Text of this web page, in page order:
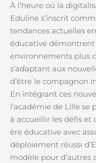
À l’heure où la
Eduline s’inscrit
tendances actuelles
éducative
environnements plus
s’adaptant aux
d’être le compagnon
En intégrant ces
l’académie de Lille
à accueillir les défis
ère éducative avec
déploiement réussi
modèle pour d’autres